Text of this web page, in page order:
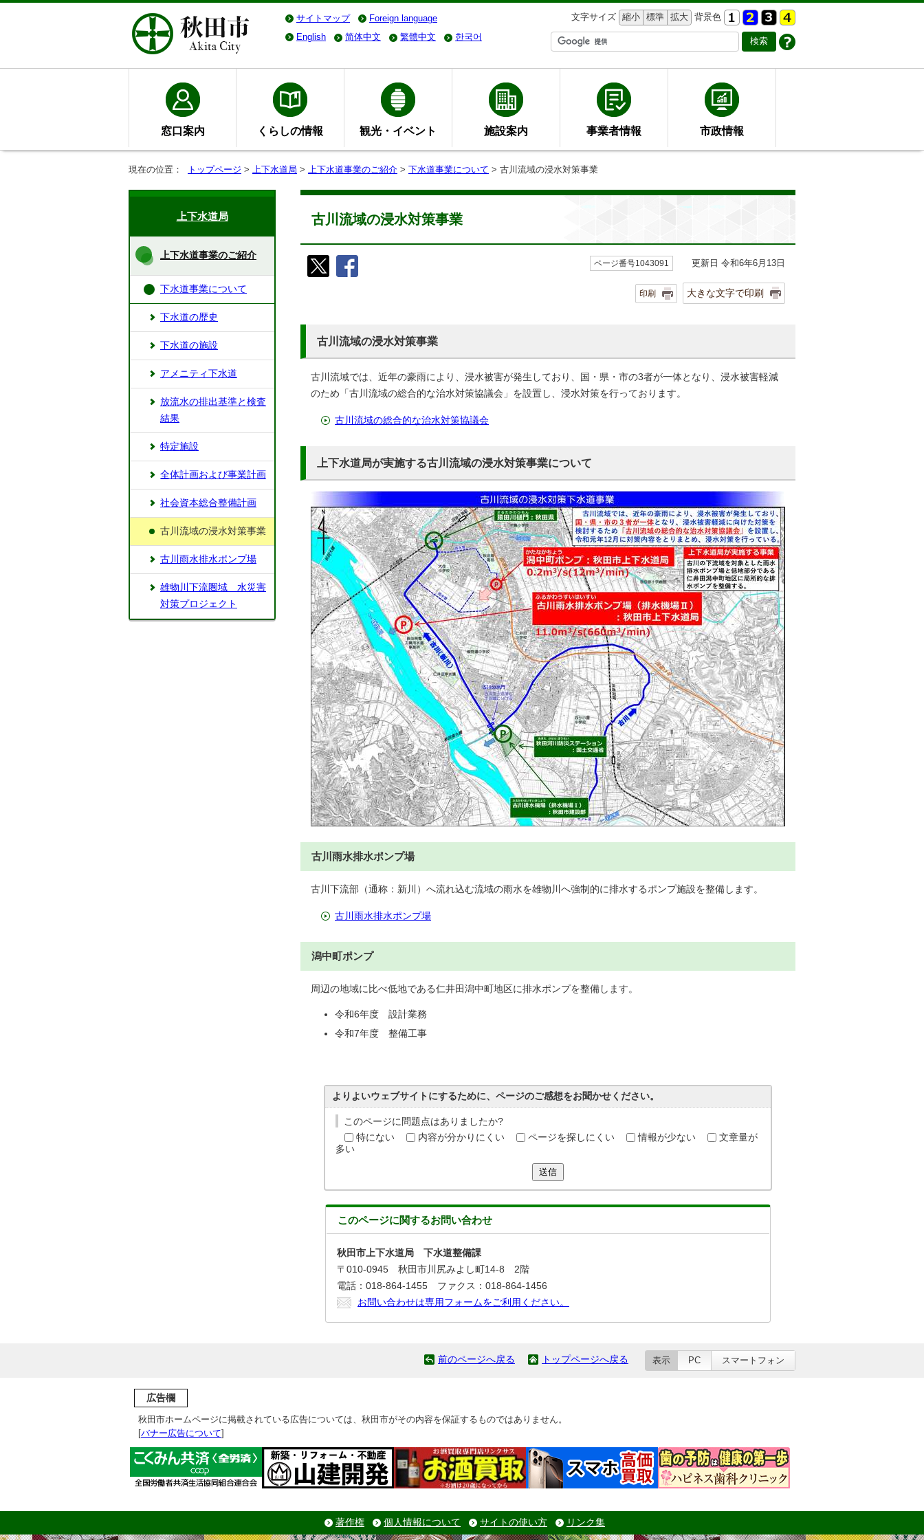
サイトマップ Foreign language 文字サイズ 縮小 標準 拡大 背景色
English
简体中文 繁體中文 한국어
窓口案内 くらしの情報 観光・イベント 施設案内 事業者情報 市政情報
現在の位置： トップページ > 上下水道局 > 上下水道事業のご紹介 > 下水道事業について > 古川流域の浸水対策事業
古川流域の浸水対策事業
ページ番号1043091 更新日 令和6年6月13日
印刷 大きな文字で印刷
古川流域の浸水対策事業
古川流域では、近年の豪雨により、浸水被害が発生しており、国・県・市の3者が一体となり、浸水被害軽減
のため「古川流域の総合的な治水対策協議会」を設置し、浸水対策を行っております。
古川流域の総合的な治水対策協議会
上下水道局が実施する古川流域の浸水対策事業について
古川雨水排水ポンプ場
古川下流部（通称：新川）へ流れ込む流域の雨水を雄物川へ強制的に排水するポンプ施設を整備します。
古川雨水排水ポンプ場
潟中町ポンプ
周辺の地域に比べ低地である仁井田潟中町地区に排水ポンプを整備します。
令和6年度 設計業務
令和7年度 整備工事
よりよいウェブサイトにするために、ページのご感想をお聞かせください。
このページに問題点はありましたか?
特にない
内容が分かりにくい ページを探しにくい 情報が少ない
文章量が
多い
送信
このページに関するお問い合わせ
秋田市上下水道局 下水道整備課
〒010-0945 秋田市川尻みよし町14-8 2階
電話：018-864-1455 ファクス：018-864-1456
お問い合わせは専用フォームをご利用ください。
上下水道局
上下水道事業のご紹介
下水道事業について
下水道の歴史
下水道の施設
アメニティ下水道
放流水の排出基準と検査
結果
特定施設
全体計画および事業計画
社会資本総合整備計画
古川流域の浸水対策事業
古川雨水排水ポンプ場
雄物川下流圏域 水災害
対策プロジェクト
前のページへ戻る トップページへ戻る 表示 PC スマートフォン
広告欄
秋田市ホームページに掲載されている広告については、秋田市がその内容を保証するものではありません。
[バナー広告について]
著作権 個人情報について サイトの使い方 リンク集